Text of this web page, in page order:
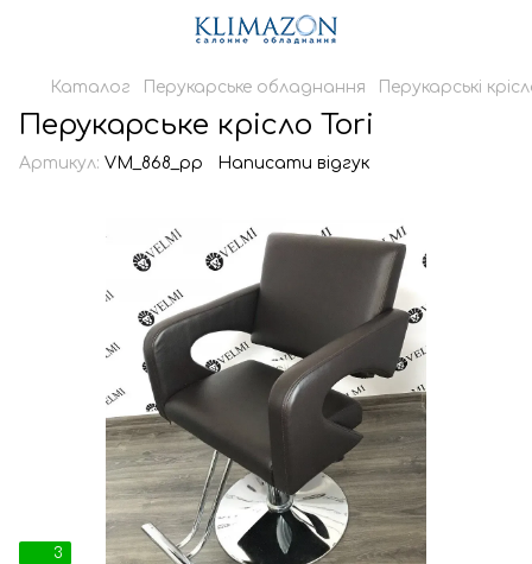
Каталог Перукарське обладнання Перукарські
Перукарське крісло Tori
Артикул: VM_868_pp Написати відгук
3